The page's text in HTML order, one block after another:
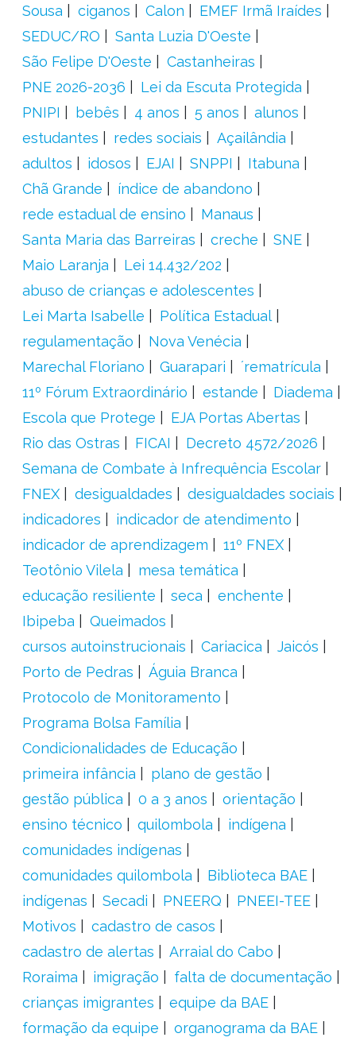
Sousa
ciganos Calon
EMEF Irmã Iraídes
SEDUC/RO
Santa Luzia D'Oeste
São Felipe D'Oeste
Castanheiras
PNE 2026-2036
Lei da Escuta Protegida
PNIPI
bebês 4 anos 5 anos
alunos
estudantes
redes sociais
Açailândia
adultos
idosos EJAI SNPPI
Itabuna
Chã Grande
índice de abandono
rede estadual de ensino
Manaus
Santa Maria das Barreiras
creche
SNE
Maio Laranja
Lei 14.432/202
abuso de crianças e adolescentes
Lei Marta Isabelle
Política Estadual
regulamentação
Nova Venécia
Marechal Floriano
Guarapari
´rematrícula
11º Fórum Extraordinário
estande
Diadema
Escola que Protege
EJA Portas Abertas
Rio das Ostras
FICAI
Decreto 4572/2026
Semana de Combate à Infrequência Escolar
FNEX
desigualdades
desigualdades sociais
indicadores
indicador de atendimento
indicador de aprendizagem
11º FNEX
Teotônio Vilela
mesa temática
educação resiliente
seca
enchente
Ibipeba
Queimados
cursos autoinstrucionais
Cariacica
Jaicós
Porto de Pedras
Águia Branca
Protocolo de Monitoramento
Programa Bolsa Família
Condicionalidades de Educação
primeira infância
plano de gestão
gestão pública
0 a 3 anos
orientação
ensino técnico
quilombola
indígena
comunidades indígenas
comunidades quilombola
Biblioteca BAE
indígenas
Secadi PNEERQ
PNEEI-TEE
Motivos
cadastro de casos
cadastro de alertas
Arraial do Cabo
Roraima
imigração
falta de documentação
crianças imigrantes
equipe da BAE
formação da equipe
organograma da BAE